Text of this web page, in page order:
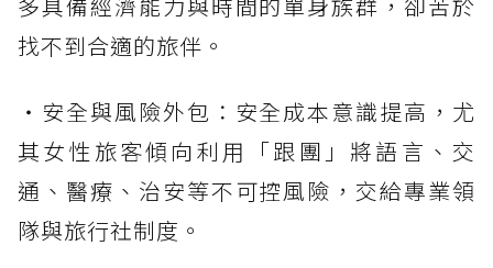
找不到合適的旅伴。
・安全與風險外包：安全成本意識提高，尤
其女性旅客傾向利用「跟團」將語言、交
通、醫療、治安等不可控風險，交給專業領
隊與旅行社制度。